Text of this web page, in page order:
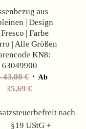
aus
| Design
| Farbe
| Alle Größen
KN8:
63049900
43,00€ Ab
35,69€
nach
§19 UStG +